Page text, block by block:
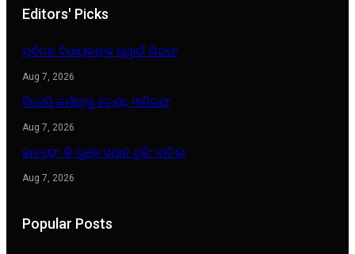
Editors' Picks
ପୂର୍ବତନ ବିଧାୟକଙ୍କ ଜ୍ୱାଇଁ ଗିରଫ
Aug 7, 2026
ବିଜେପି କର୍ମୀଙ୍କୁ ହତ୍ୟା; ୩ଗିରଫ
Aug 7, 2026
ଛାତ୍ରୋଂ କି ଗୁଞ୍ଜ ସ୍ଥାନ ବୁକିଂ ବାତିଲ୍
Aug 7, 2026
Popular Posts